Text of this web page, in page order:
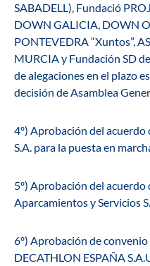
SABADELL), Fundació
DOWN GALICIA, DOWN
PONTEVEDRA “Xuntos”,
MURCIA y Fundación SD
de alegaciones en el plazo
decisión de Asamblea
4º) Aprobación del
S.A. para la puesta en
5º) Aprobación del
Aparcamientos y Servicios
6º) Aprobación de
DECATHLON ESPAÑA